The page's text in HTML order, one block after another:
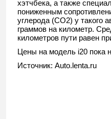
хэтчбека, а также
пониженным
углерода (СО2) у такого
граммов на километр.
километров пути равен
Цены на модель i20 пока
Источник: Auto.lenta.ru